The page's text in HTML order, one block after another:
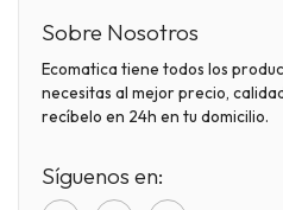
Sobre Nosotros
Ecomatica tiene todos los
necesitas al mejor precio,
recíbelo en 24h en tu domicilio.
Síguenos en: